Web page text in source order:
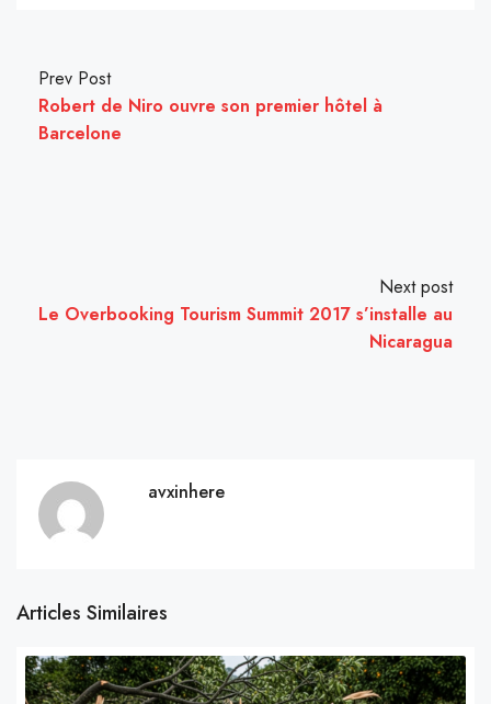
Prev Post
Robert de Niro ouvre son premier hôtel à
Barcelone
Next post
Le Overbooking Tourism Summit 2017 s’installe au
Nicaragua
avxinhere
Articles Similaires